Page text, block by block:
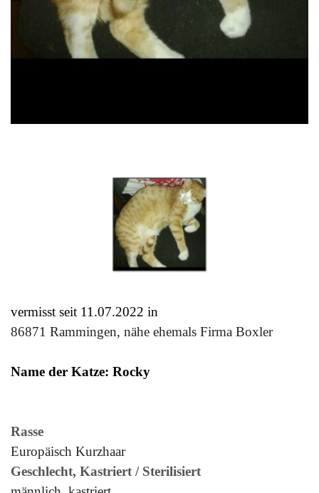
vermisst seit 11.07.2022 in
86871 Rammingen, nähe ehemals Firma Boxler
Name der Katze: Rocky
Rasse
Europäisch Kurzhaar
Geschlecht, Kastriert / Sterilisiert